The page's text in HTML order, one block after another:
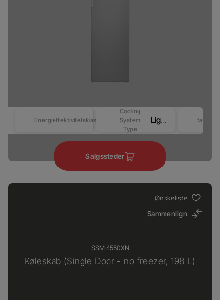
Energieffektivitetsklasse
Cooling
System
Type
LightFrost farver
Salgssteder
Ønskeliste
Sammenlign
SSM 4550XN
Køleskab (Single Door - no freezer, 198 L)